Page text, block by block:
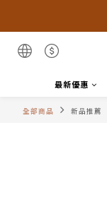
最新優惠
全部商品 新品推薦